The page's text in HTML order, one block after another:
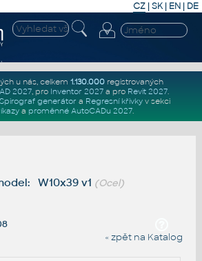
CZ | SK| EN | DE
u nás, celkem 1.130.000registrovaných
2027, pro Inventor 2027a pro Revit 2027.
Spirograf generátor a Regresní křivkyv sekci
a proměnné AutoCADu 2027.
W10x39 v1 (Ocel)
« zpět na Katalog